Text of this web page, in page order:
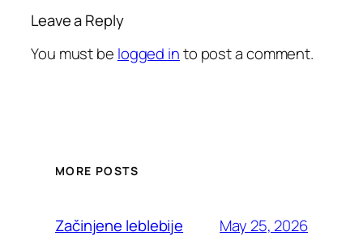
Leave a Reply
You must be logged into post a comment.
MORE POSTS
Začinjene leblebije May 25, 2026